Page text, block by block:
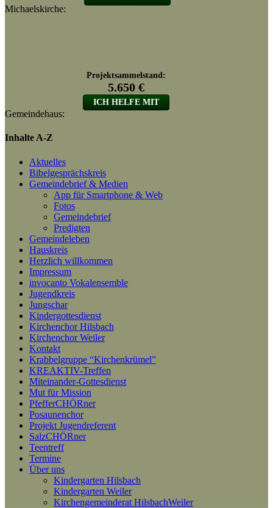
Michaelskirche:
Gemeindehaus:
Inhalte A-Z
Aktuelles
Bibelgesprächskreis
Gemeindebrief & Medien
App für Smartphone & Web
Fotos
Gemeindebrief
Predigten
Gemeindeleben
Hauskreis
Herzlich willkommen
Impressum
invocanto Vokalensemble
Jugendkreis
Jungschar
Kindergottesdienst
Kirchenchor Hilsbach
Kirchenchor Weiler
Kontakt
Krabbelgruppe “Kirchenkrümel”
KREAKTIV-Treffen
Miteinander-Gottesdienst
Mut für Mission
PfefferCHÖRner
Posaunenchor
Projekt Jugendreferent
SalzCHÖRner
Teentreff
Termine
Über uns
Kindergarten Hilsbach
Kindergarten Weiler
Kirchengemeinderat HilsbachWeiler